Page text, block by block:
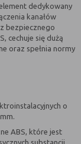
ich
Ci
stronach
Ci
trzecich lub
ze względu
do
prawidłowego
chce
dedykowany
kanałów
bezpiecznego
cechuje się dużą
oraz spełnia normy
o
ABS, które jest
substancji